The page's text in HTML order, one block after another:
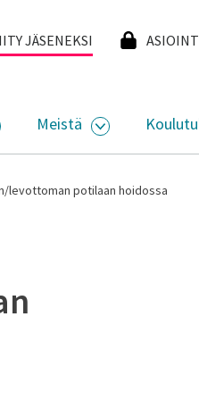
JÄSENEKSI
ALASIVUJEN VALIKKO
Meistä
AVAA
levottoman potilaan hoidossa